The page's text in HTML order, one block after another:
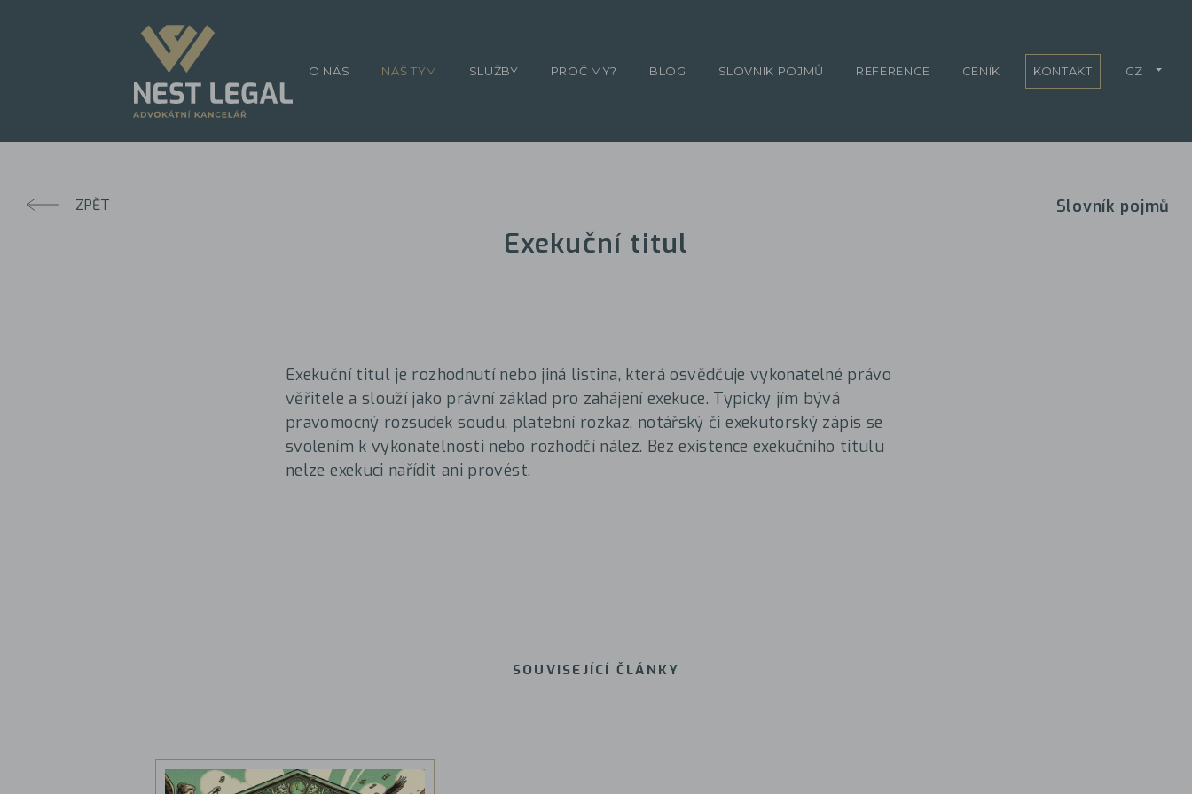
ZPĚT Slovník pojmů
Exekuční titul
Exekuční titul je rozhodnutí nebo jiná listina, která osvědčuje vykonatelné právo
věřitele a slouží jako právní základ pro zahájení exekuce. Typicky jím bývá
pravomocný rozsudek soudu, platební rozkaz, notářský či exekutorský zápis se
svolením k vykonatelnosti nebo rozhodčí nález. Bez existence exekučního titulu
nelze exekuci nařídit ani provést.
SOUVISEJÍCÍ ČLÁNKY
O NÁS NÁŠ TÝM SLUŽBY PROČ MY? BLOG SLOVNÍK POJMŮ REFERENCE CENÍK KONTAKT CZ